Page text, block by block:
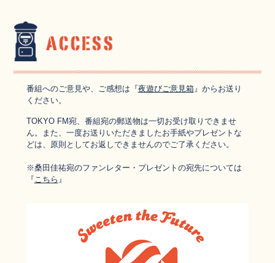
番組へのご意見や、ご感想は『夜遊びご意見箱』からお送り
ください。
TOKYO FM宛、番組宛の郵送物は一切お受け取りできませ
ん。また、一度お送りいただきましたお手紙やプレゼントな
どは、原則としてお返しできませんのでご了承ください。
※桑田佳祐宛のファンレター・ プレゼントの宛先については
『こちら 』